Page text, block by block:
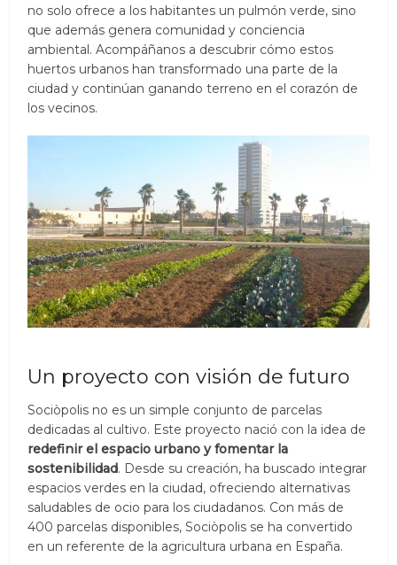
no solo ofrece a los habitantes un pulmón verde, sino
que además genera comunidad y conciencia
ambiental. Acompáñanos a descubrir cómo estos
huertos urbanos han transformado una parte de la
ciudad y continúan ganando terreno en el corazón de
los vecinos.
Un proyecto con visión de futuro
Sociòpolis no es un simple conjunto de parcelas
dedicadas al cultivo. Este proyecto nació con la idea de
redefinir el espacio urbano y fomentar la
sostenibilidad. Desde su creación, ha buscado integrar
espacios verdes en la ciudad, ofreciendo alternativas
saludables de ocio para los ciudadanos. Con más de
400 parcelas disponibles, Sociòpolis se ha convertido
en un referente de la agricultura urbana en España.